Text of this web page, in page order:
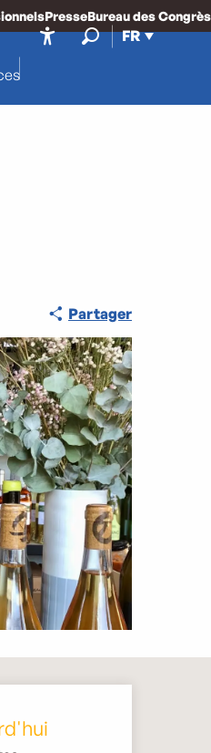
FR
PresseBureau des Congrès
Partager